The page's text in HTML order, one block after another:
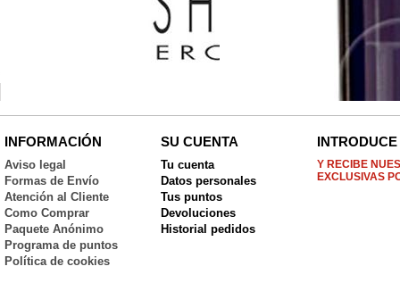
Bolas Chinas Little ... Vibrador
INFORMACIÓN
Aviso legal
Formas de Envío
Atención al Cliente
Como Comprar
Paquete Anónimo
Programa de puntos
Política de cookies
SU CUENTA
Tu cuenta
Datos personales
Tus puntos
Devoluciones
Historial pedidos
Y RECIBE
EXCLUSIVAS